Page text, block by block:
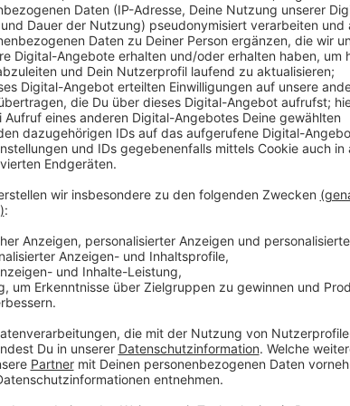
Verlagerung der ZUE auf das Areal „Alter
Anzeige
Der Rat der Stadt Münster hat den Bau einer
Geflüchtete (ZUE) beschlossen. Die Bauarbeiten
Pulverschuppen“ nördlich der Warendorfer Straße
gehen sie bis Ende 2027. Die Bezirksregierung
Nordrhein-Westfalen bis zu 500 Geflüchtete
Anzeige
Barrierefreie und nachhaltige Bauweise
Anzeige